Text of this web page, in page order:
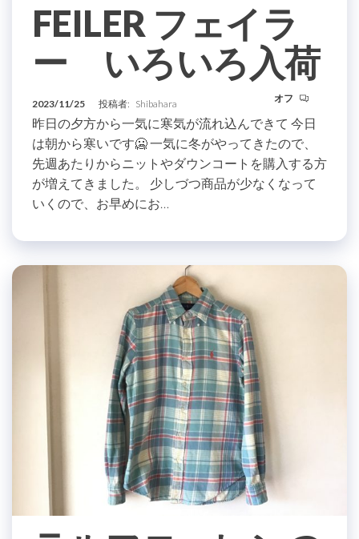
FEILER フェイラ
ー いろいろ入荷
2023/11/25 投稿者: Shibahara オフ
昨日の夕方から一気に寒気が流れ込んできて 今日
は朝から寒いです🥶 一気に冬がやってきたので、
先週あたりからニットやダウンコートを購入する方
が増えてきました。 少しづつ商品が少なくなって
いくので、お早めにお…